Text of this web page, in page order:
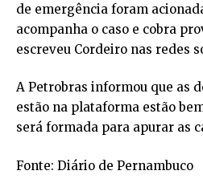
de emergência foram
acompanha o caso e cobra
escreveu Cordeiro nas redes
A Petrobras informou que as
estão na plataforma estão
será formada para apurar as
Fonte: Diário de Pernambuco